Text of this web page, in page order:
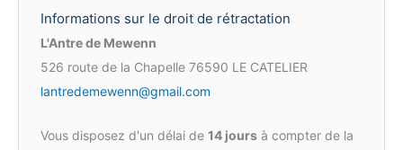
Informations sur le droit de rétractation
L'Antre de Mewenn
526 route de la Chapelle 76590 LE CATELIER
lantredemewenn@gmail.com
Vous disposez d'un délai de 14 jours à compter de la